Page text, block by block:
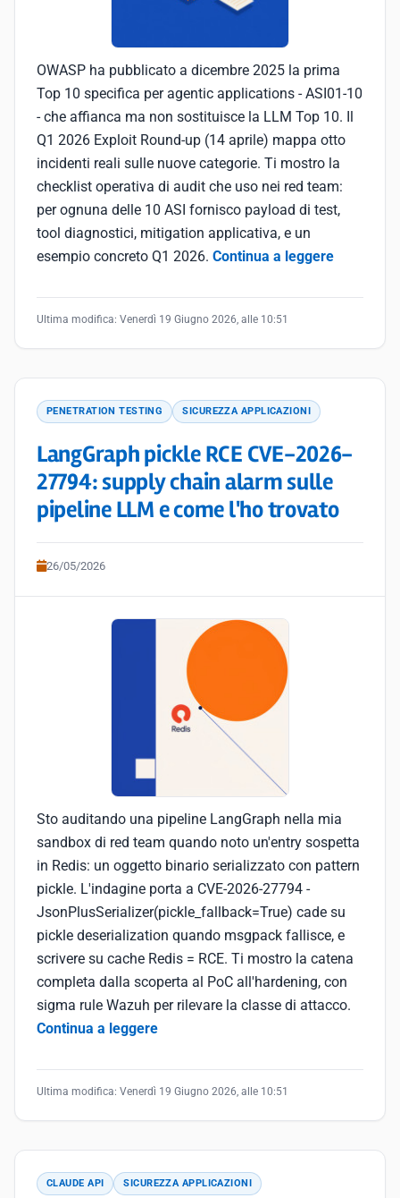
OWASP ha pubblicato a dicembre 2025 la prima
Top 10 specifica per agentic applications - ASI01-10
- che affianca ma non sostituisce la LLM Top 10. Il
Q1 2026 Exploit Round-up (14 aprile) mappa otto
incidenti reali sulle nuove categorie. Ti mostro la
checklist operativa di audit che uso nei red team:
per ognuna delle 10 ASI fornisco payload di test,
tool diagnostici, mitigation applicativa, e un
esempio concreto Q1 2026. Continua a leggere
Ultima modifica: Venerdì 19 Giugno 2026, alle 10:51
PENETRATION TESTING SICUREZZA APPLICAZIONI
LangGraph pickle RCE CVE-2026-
27794: supply chain alarm sulle
pipeline LLM e come l'ho trovato
26/05/2026
Sto auditando una pipeline LangGraph nella mia
sandbox di red team quando noto un'entry sospetta
in Redis: un oggetto binario serializzato con pattern
pickle. L'indagine porta a CVE-2026-27794 -
JsonPlusSerializer(pickle_fallback=True) cade su
pickle deserialization quando msgpack fallisce, e
scrivere su cache Redis = RCE. Ti mostro la catena
completa dalla scoperta al PoC all'hardening, con
sigma rule Wazuh per rilevare la classe di attacco.
Continua a leggere
Ultima modifica: Venerdì 19 Giugno 2026, alle 10:51
CLAUDE API SICUREZZA APPLICAZIONI